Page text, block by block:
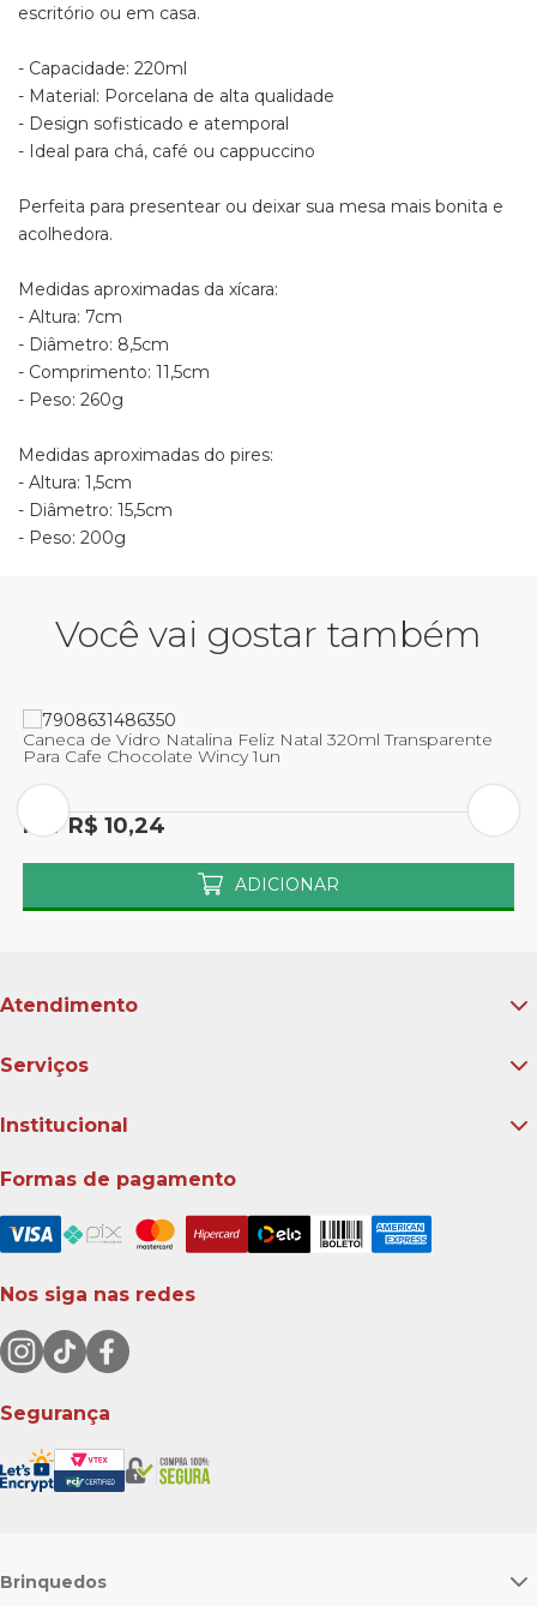
escritório ou em casa.
- Capacidade: 220ml
- Material: Porcelana de alta qualidade
- Design sofisticado e atemporal
- Ideal para chá, café ou cappuccino
Perfeita para presentear ou deixar sua mesa mais bonita e
acolhedora.
Medidas aproximadas da xícara:
- Altura: 7cm
- Diâmetro: 8,5cm
- Comprimento: 11,5cm
- Peso: 260g
Medidas aproximadas do pires:
- Altura: 1,5cm
- Diâmetro: 15,5cm
- Peso: 200g
Você vai gostar também
Caneca de Vidro Natalina Feliz Natal 320ml Transparente
Para Cafe Chocolate Wincy 1un
Por R$ 10,24
ADICIONAR
Atendimento
Serviços
Institucional
Formas de pagamento
Nos siga nas redes
Segurança
Brinquedos